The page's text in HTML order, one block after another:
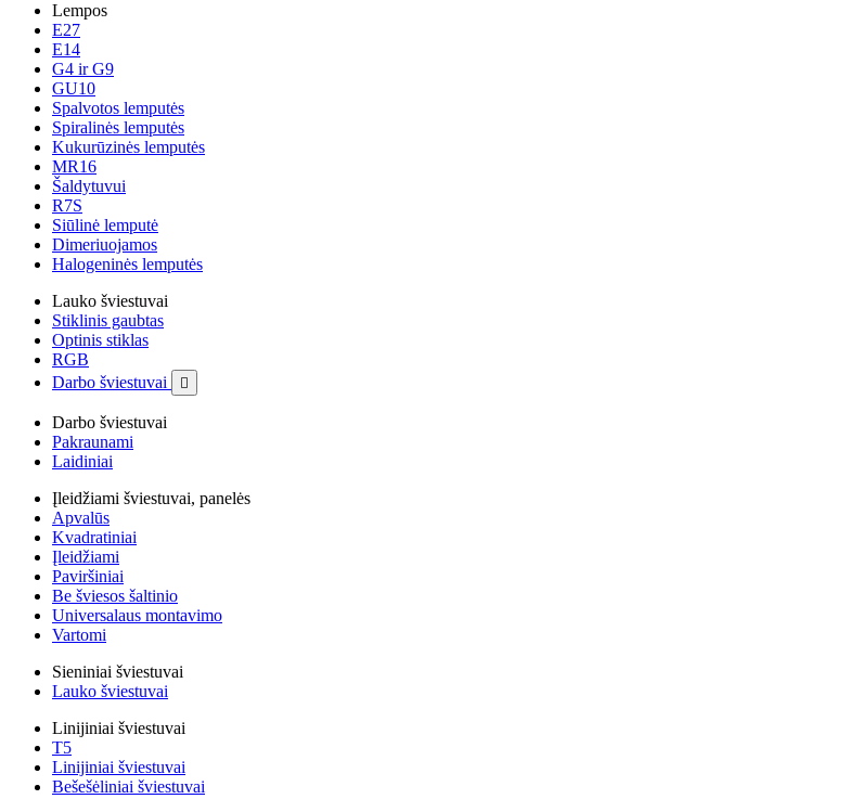
Lempos
E27
E14
G4 ir G9
GU10
Spalvotos lemputės
Spiralinės lemputės
Kukurūzinės lemputės
MR16
Šaldytuvui
R7S
Siūlinė lemputė
Dimeriuojamos
Halogeninės lemputės
Lauko šviestuvai
Stiklinis gaubtas
Optinis stiklas
RGB
Darbo šviestuvai

Darbo šviestuvai
Pakraunami
Laidiniai
Įleidžiami šviestuvai, panelės
Apvalūs
Kvadratiniai
Įleidžiami
Paviršiniai
Be šviesos šaltinio
Universalaus montavimo
Vartomi
Sieniniai šviestuvai
Lauko šviestuvai
Linijiniai šviestuvai
T5
Linijiniai šviestuvai
Bešešėliniai šviestuvai